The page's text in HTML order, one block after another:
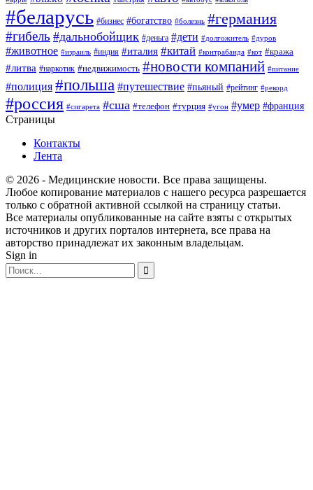
#беларусь #бизнес #богатство #болезнь #германия
#гибель #дальнобойщик #деньга #дети #долгожитель #дуров
#животное #израиль #индия #италия #китай #контрабанда #кот #кража
#литва #наркотик #недвижимость #новости компаний #питание
#полиция #польша #путешествие #пьяный #рейтинг #рекорд
#россия #сигарета #сша #телефон #турция #угон #умер #франция
Страницы
Контакты
Лента
© 2026 - Медицинские новости. Все права защищены.
Любое копирование материалов с нашего ресурса разрешается
только с обратной активной ссылкой на страницу статьи.
Все материалы опубликованные на сайте взяты с открытых
источников и других порталов интернета, все права на
авторство принадлежат их законным владельцам.
Sign in